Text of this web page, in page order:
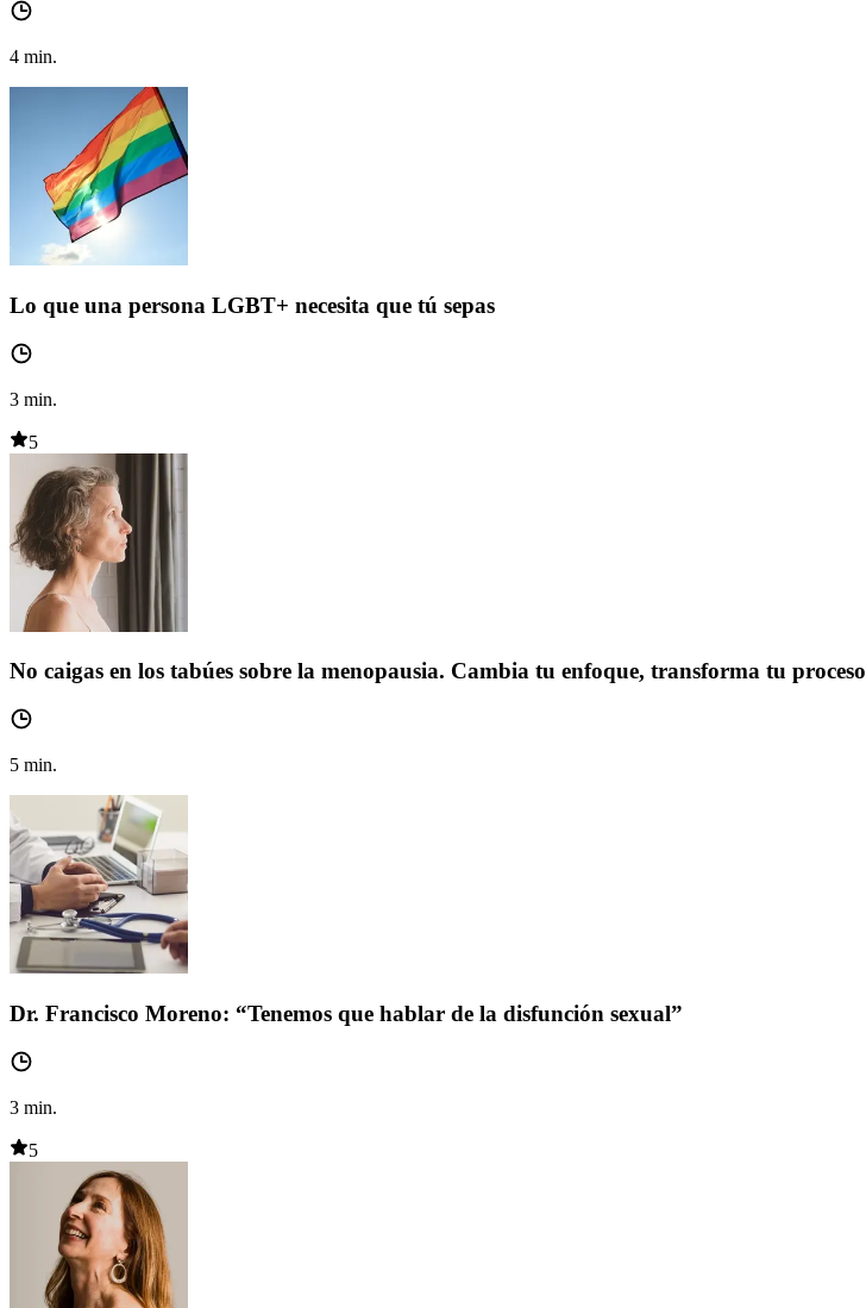
4 min.
Lo que una persona LGBT+ necesita que tú sepas
3 min.
5
No caigas en los tabúes sobre la menopausia. Cambia tu enfoque, transforma tu proceso
5 min.
Dr. Francisco Moreno: “Tenemos que hablar de la disfunción sexual”
3 min.
5